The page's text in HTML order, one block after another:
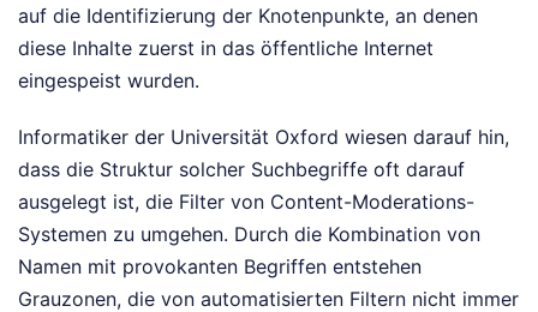
auf die Identifizierung der Knotenpunkte, an denen
diese Inhalte zuerst in das öffentliche Internet
eingespeist wurden.
Informatiker der Universität Oxford wiesen darauf hin,
dass die Struktur solcher Suchbegriffe oft darauf
ausgelegt ist, die Filter von Content-Moderations-
Systemen zu umgehen. Durch die Kombination von
Namen mit provokanten Begriffen entstehen
Grauzonen, die von automatisierten Filtern nicht immer